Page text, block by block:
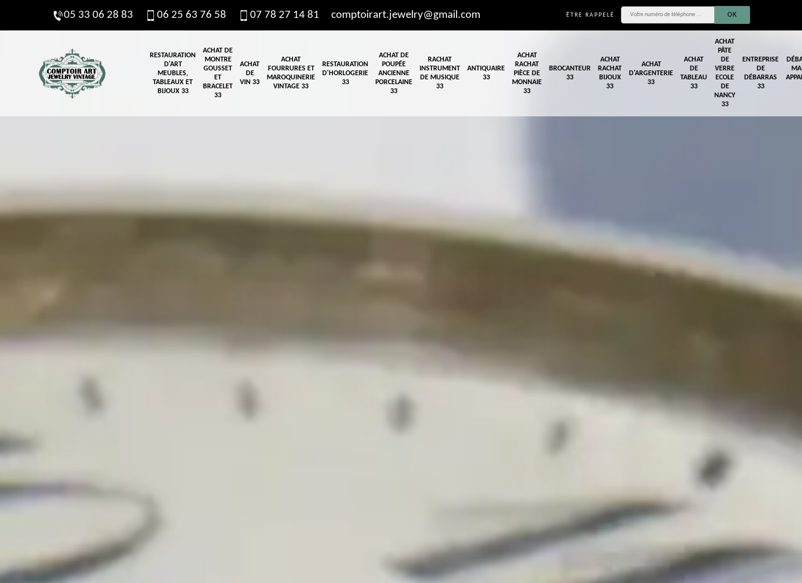
05 33 06 28 83 06 25 63 76 58 07 78 27 14 81 comptoirart.jewelry@gmail.com ÊTRE RAPPELÉ
RESTAURATION
D'ART
MEUBLES,
TABLEAUX ET
BIJOUX 33
ACHAT DE
MONTRE
GOUSSET
ET
BRACELET
33
ACHAT
DE
VIN 33
ACHAT
FOURRURES ET
MAROQUINERIE
VINTAGE 33
RESTAURATION
D'HORLOGERIE
33
ACHAT DE
POUPÉE
ANCIENNE
PORCELAINE
33
RACHAT
INSTRUMENT
DE MUSIQUE
33
ANTIQUAIRE
33
ACHAT
RACHAT
PIÈCE DE
MONNAIE
33
BROCANTEUR
33
ACHAT
RACHAT
BIJOUX
33
ACHAT
D'ARGENTERIE
33
ACHAT
DE
TABLEAU
33
ACHAT
PÂTE
DE
VERRE
ECOLE
DE
NANCY
33
ENTREPRISE
DE
DÉBARRAS
33